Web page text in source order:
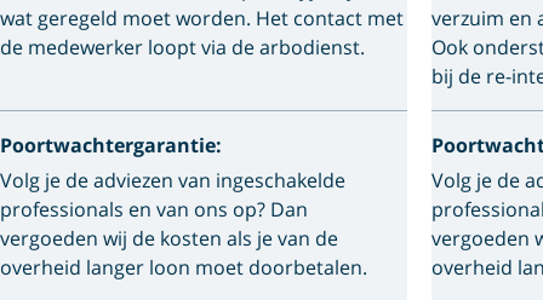
wat geregeld moet worden. Het contact met
de medewerker loopt via de arbodienst.
Poortwachtergarantie:
Volg je de adviezen van ingeschakelde
professionals en van ons op? Dan
vergoeden wij de kosten als je van de
overheid langer loon moet doorbetalen.
verzuim en
Ook
bij de re-
Volg je de
vergoeden
overheid